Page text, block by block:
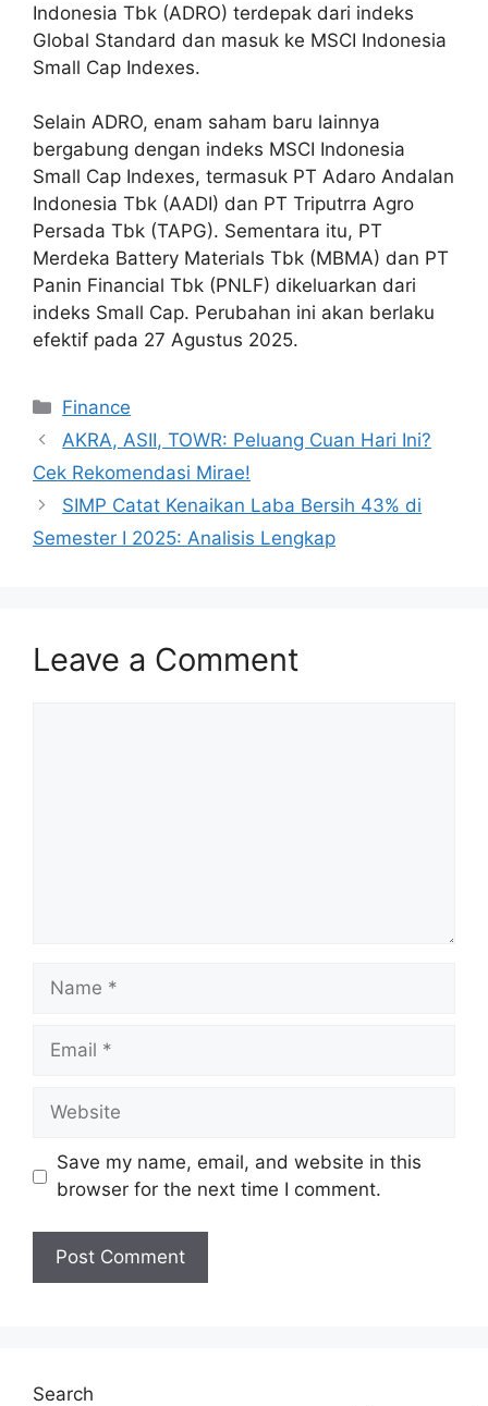
Indonesia Tbk (ADRO) terdepak dari indeks
Global Standard dan masuk ke MSCI Indonesia
Small Cap Indexes.
Selain ADRO, enam saham baru lainnya
bergabung dengan indeks MSCI Indonesia
Small Cap Indexes, termasuk PT Adaro Andalan
Indonesia Tbk (AADI) dan PT Triputrra Agro
Persada Tbk (TAPG). Sementara itu, PT
Merdeka Battery Materials Tbk (MBMA) dan PT
Panin Financial Tbk (PNLF) dikeluarkan dari
indeks Small Cap. Perubahan ini akan berlaku
efektif pada 27 Agustus 2025.
Categories
Finance
AKRA, ASII, TOWR: Peluang Cuan Hari Ini?
Cek Rekomendasi Mirae!
SIMP Catat Kenaikan Laba Bersih 43% di
Semester I 2025: Analisis Lengkap
Leave a Comment
Name
Email
Website
Save my name, email, and website in this
browser for the next time I comment.
Search